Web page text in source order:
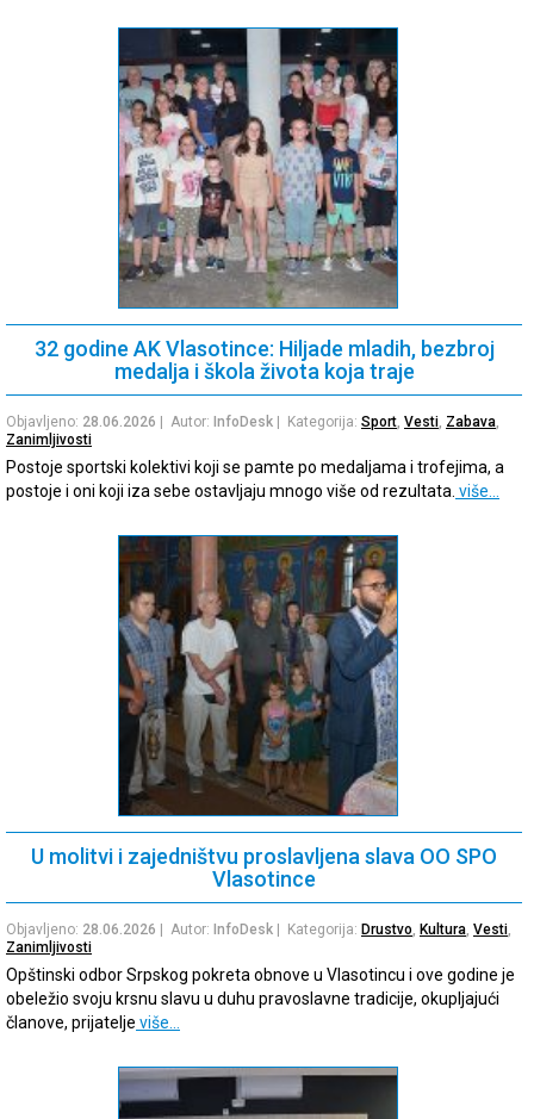
32 godine AK Vlasotince: Hiljade mladih, bezbroj
medalja i škola života koja traje
Objavljeno: 28.06.2026 | Autor: InfoDesk | Kategorija: Sport, Vesti, Zabava,
Zanimljivosti
Postoje sportski kolektivi koji se pamte po medaljama i trofejima, a
postoje i oni koji iza sebe ostavljaju mnogo više od rezultata. više…
U molitvi i zajedništvu proslavljena slava OO SPO
Vlasotince
Objavljeno: 28.06.2026 | Autor: InfoDesk | Kategorija: Drustvo Kultura Vesti
Zanimljivosti
Opštinski odbor Srpskog pokreta obnove u Vlasotincu i ove godine je
obeležio svoju krsnu slavu u duhu pravoslavne tradicije, okupljajući
članove, prijatelje više…